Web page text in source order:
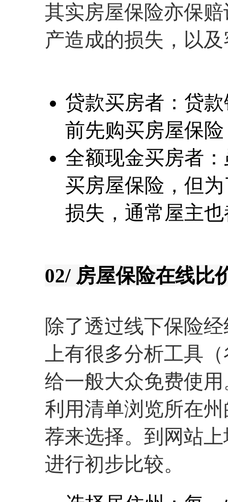
其实房屋保险亦保
产造成的损失，以
贷款买房者：贷
前先购买房屋保
全额现金买房者
买房屋保险，但
损失，通常屋主
02/ 房屋保险在线比
除了透过线下保险
上有很多分析工具
给一般大众免费使
利用清单浏览所在
荐来选择。到网站
进行初步比较。